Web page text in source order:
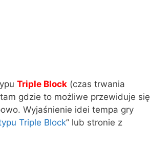
Triple Block (czas trwania
gdzie to możliwe przewiduje się
Wyjaśnienie idei tempa gry
Triple Block” lub stronie z